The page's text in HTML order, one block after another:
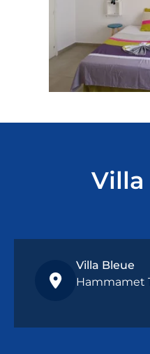
Villa
Villa Bleue
Hammamet